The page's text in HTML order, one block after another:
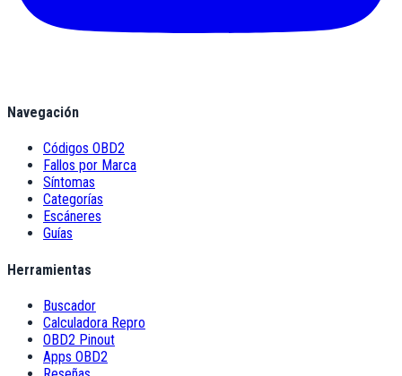
Navegación
Códigos OBD2
Fallos por Marca
Síntomas
Categorías
Escáneres
Guías
Herramientas
Buscador
Calculadora Repro
OBD2 Pinout
Apps OBD2